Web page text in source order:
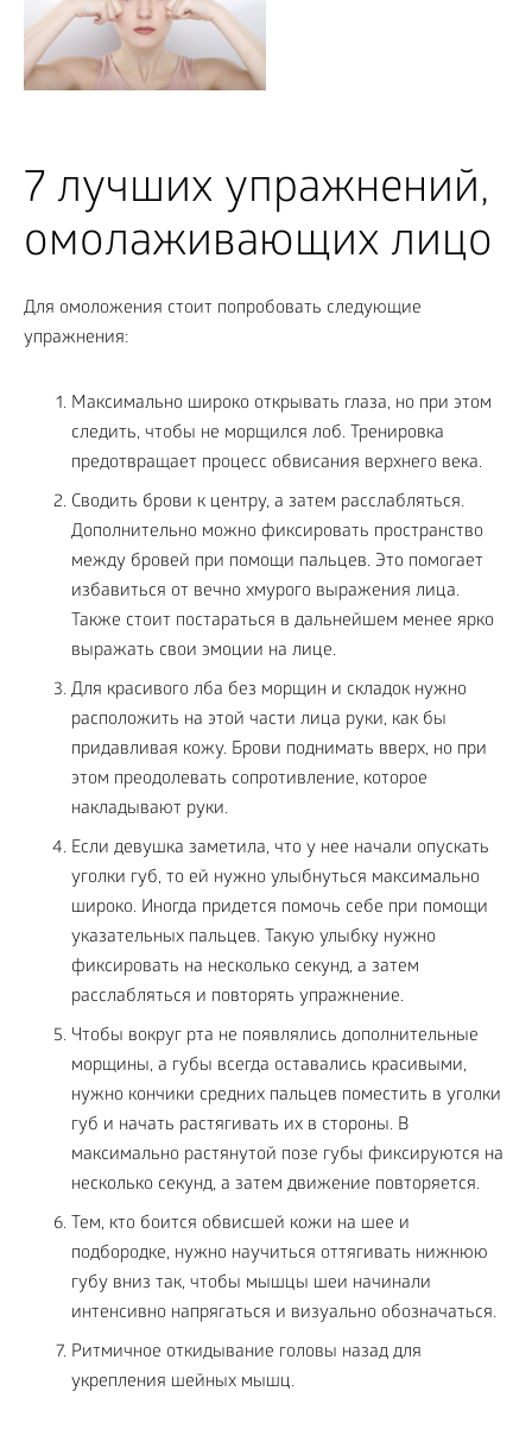
7 лучших упражнений,
омолаживающих лицо
Для омоложения стоит попробовать следующие
упражнения:
Максимально широко открывать глаза, но при этом
следить, чтобы не морщился лоб. Тренировка
предотвращает процесс обвисания верхнего века.
Сводить брови к центру, а затем расслабляться.
Дополнительно можно фиксировать пространство
между бровей при помощи пальцев. Это помогает
избавиться от вечно хмурого выражения лица.
Также стоит постараться в дальнейшем менее ярко
выражать свои эмоции на лице.
Для красивого лба без морщин и складок нужно
расположить на этой части лица руки, как бы
придавливая кожу. Брови поднимать вверх, но при
этом преодолевать сопротивление, которое
накладывают руки.
Если девушка заметила, что у нее начали опускать
уголки губ, то ей нужно улыбнуться максимально
широко. Иногда придется помочь себе при помощи
указательных пальцев. Такую улыбку нужно
фиксировать на несколько секунд, а затем
расслабляться и повторять упражнение.
Чтобы вокруг рта не появлялись дополнительные
морщины, а губы всегда оставались красивыми,
нужно кончики средних пальцев поместить в уголки
губ и начать растягивать их в стороны. В
максимально растянутой позе губы фиксируются на
несколько секунд, а затем движение повторяется.
Тем, кто боится обвисшей кожи на шее и
подбородке, нужно научиться оттягивать нижнюю
губу вниз так, чтобы мышцы шеи начинали
интенсивно напрягаться и визуально обозначаться.
Ритмичное откидывание головы назад для
укрепления шейных мышц.